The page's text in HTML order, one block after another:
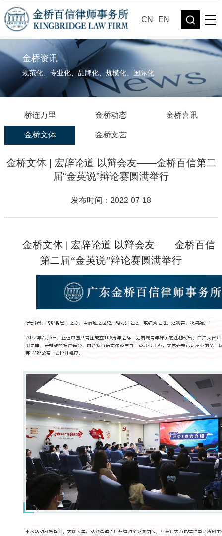
CN EN
金桥资讯
规范化、专业化、品牌化、规模化、国际化
桥连万里 金桥动态 金桥喜讯
金桥文体 金桥文艺
金桥文体 | 宏辞论道 以辩会友——金桥百信第二
届“金英说”辩论赛圆满举行
发布时间：2022-07-18
金桥文体 | 宏辞论道 以辩会友——金桥百信
第二届“金英说”辩论赛圆满举行